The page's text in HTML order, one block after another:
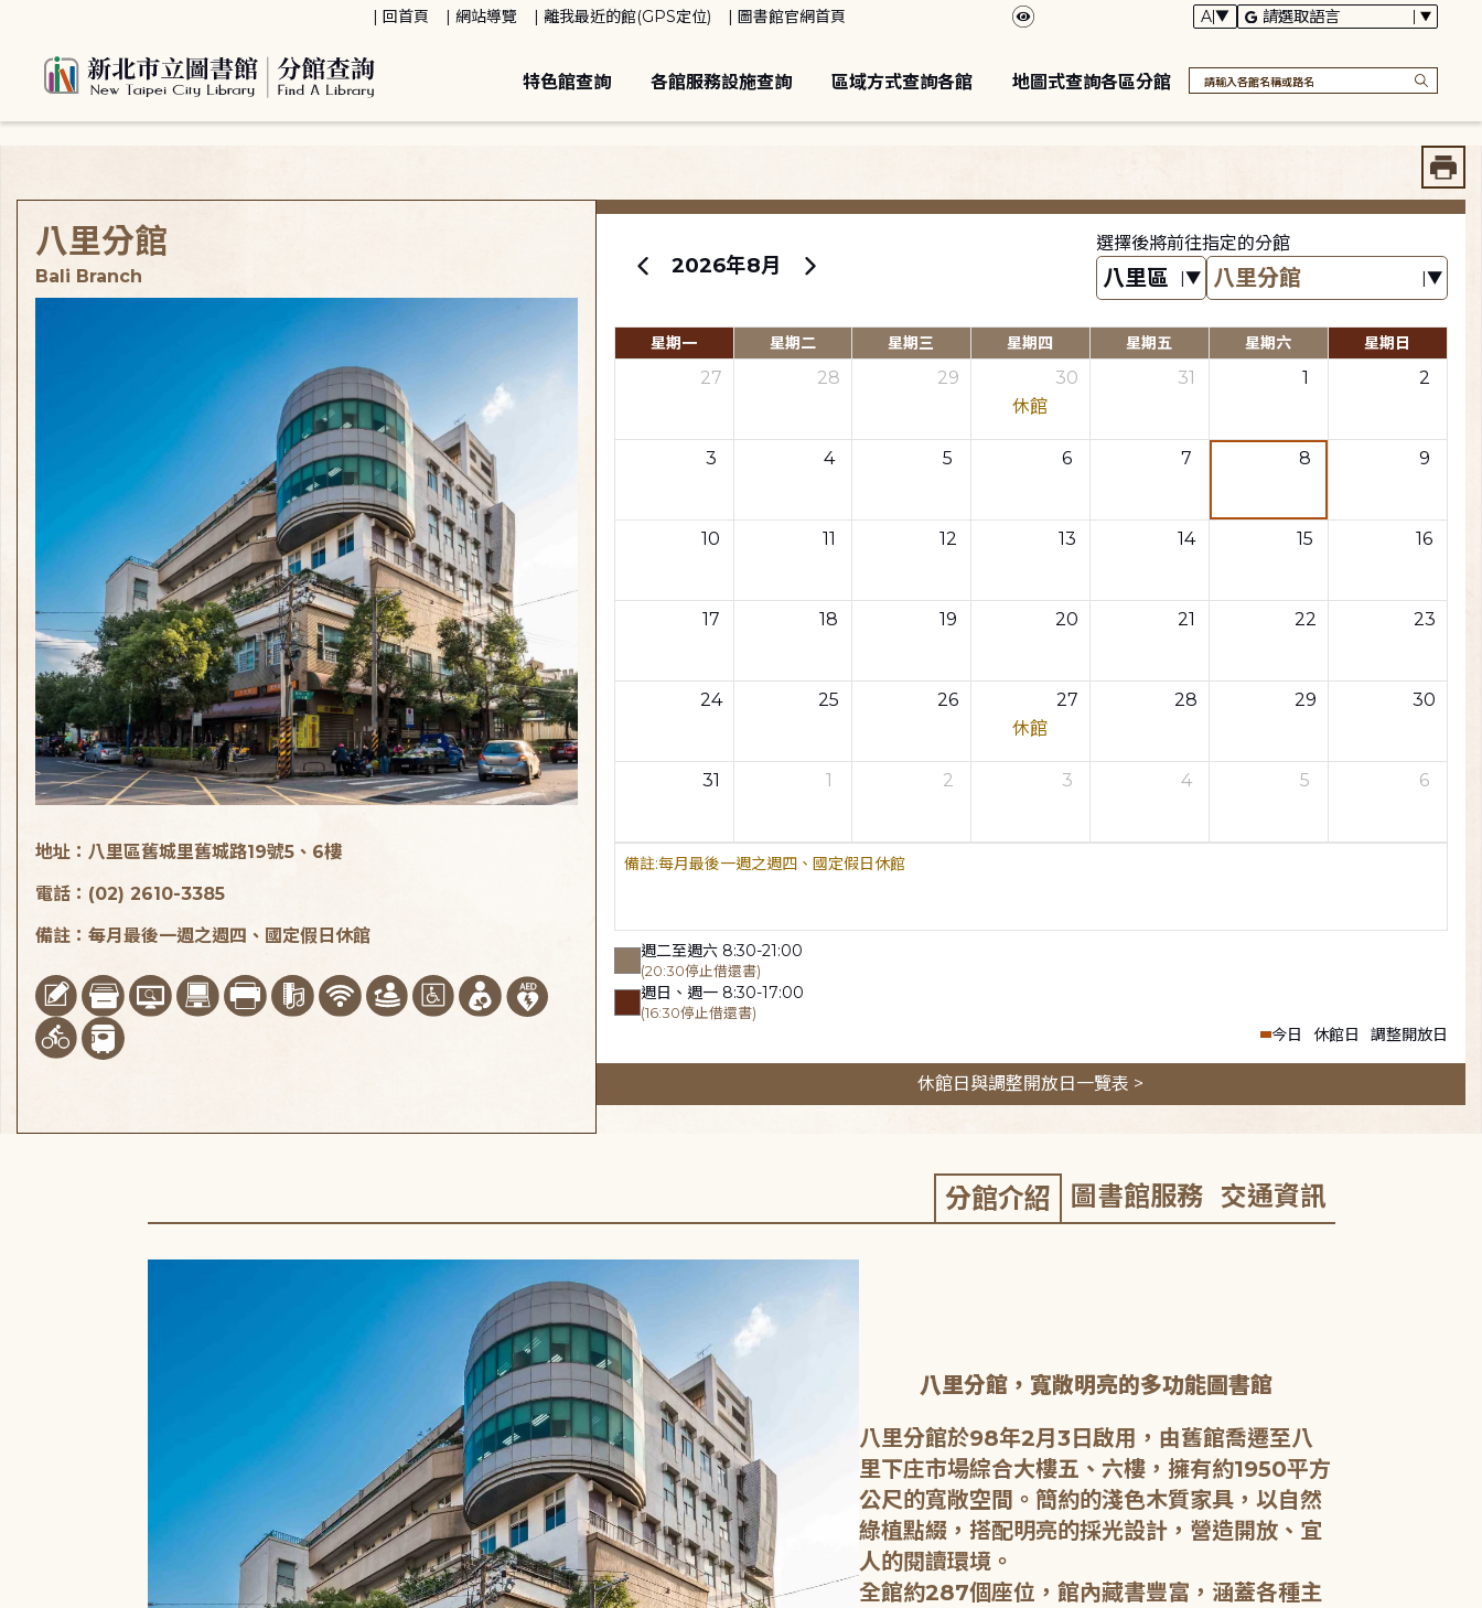
回首頁 網站導覽 離我最近的館(GPS定位) 圖書館官網首頁
特色館查詢 各館服務設施查詢 區域方式查詢各館 地圖式查詢各區分館
2026年8月
選擇後將前往指定的分館
星期一 星期二 星期三 星期四 星期五 星期六 星期日
27 28 29
30
休館
31 1 2
3 4 5 6 7 8 9
10 11 12 13 14 15 16
17 18 19 20 21 22 23
24 25 26
27
休館
28 29 30
31 1 2 3 4 5 6
每月最後一週之週四、國定假日休館
週二至週六 8:30-21:00
(20:30停止借還書)
週日、週一 8:30-17:00
(16:30停止借還書)
今日 休館日 調整開放日
休館日與調整開放日一覽表 >
八里分館
Bali Branch
地址：八里區舊城里舊城路19號5、6樓
電話：(02) 2610-3385
備註：每月最後一週之週四、國定假日休館
分館介紹 圖書館服務 交通資訊
八里分館，寬敞明亮的多功能圖書館
八里分館於98年2月3日啟用，由舊館喬遷至八
里下庄市場綜合大樓五、六樓，擁有約1950平方
公尺的寬敞空間。簡約的淺色木質家具，以自然
綠植點綴，搭配明亮的採光設計，營造開放、宜
人的閱讀環境。
全館約287個座位，館內藏書豐富，涵蓋各種主